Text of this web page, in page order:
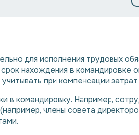
для исполнения трудовых
нахождения в командировке
при компенсации
в командировку. Например,
члены совета